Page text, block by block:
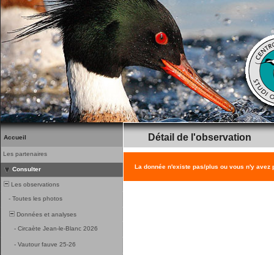
Accueil
Les partenaires
Consulter
Les observations
- Toutes les photos
Données et analyses
- Circaète Jean-le-Blanc 2026
- Vautour fauve 25-26
Détail de l'observation
La donnée n'existe pas/plus ou vous n'y avez